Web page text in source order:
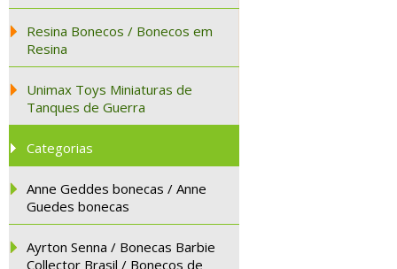
Resina Bonecos / Bonecos em
Resina
Unimax Toys Miniaturas de
Tanques de Guerra
Categorias
Anne Geddes bonecas / Anne
Guedes bonecas
Ayrton Senna / Bonecas Barbie
Collector Brasil / Bonecos de